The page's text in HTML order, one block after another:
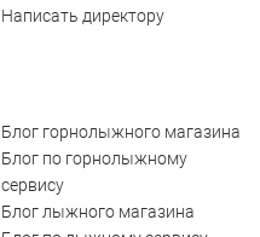
Написать директору
Блог горнолыжного магазина
Блог по горнолыжному
сервису
Блог лыжного магазина